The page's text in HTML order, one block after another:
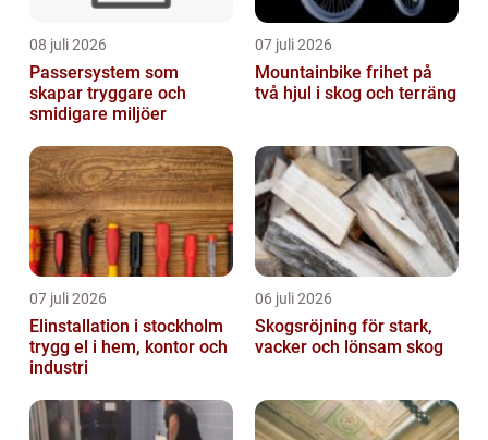
08 juli 2026
Passersystem som
skapar tryggare och
smidigare miljöer
07 juli 2026
Mountainbike frihet på
två hjul i skog och terräng
07 juli 2026
Elinstallation i stockholm
trygg el i hem, kontor och
industri
06 juli 2026
Skogsröjning för stark,
vacker och lönsam skog